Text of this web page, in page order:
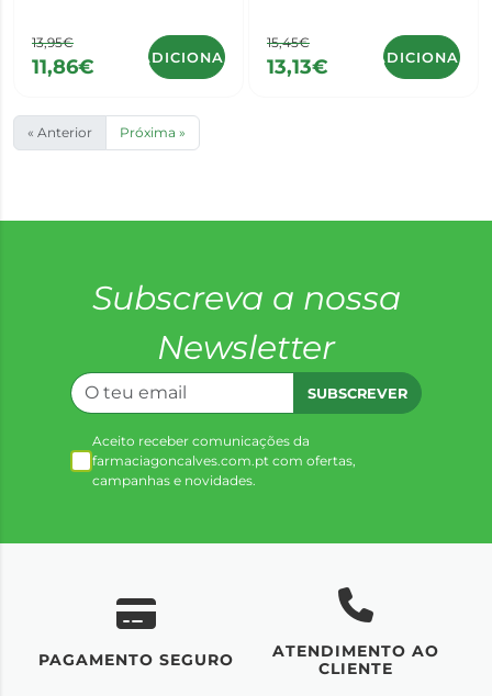
13,95€
11,86€ ADICIONAR
15,45€
13,13€ ADICIONAR
« Anterior Próxima »
Subscreva a nossa
Newsletter
SUBSCREVER
Aceito receber comunicações da
farmaciagoncalves.com.pt com ofertas,
campanhas e novidades.
PAGAMENTO SEGURO
ATENDIMENTO AO
CLIENTE